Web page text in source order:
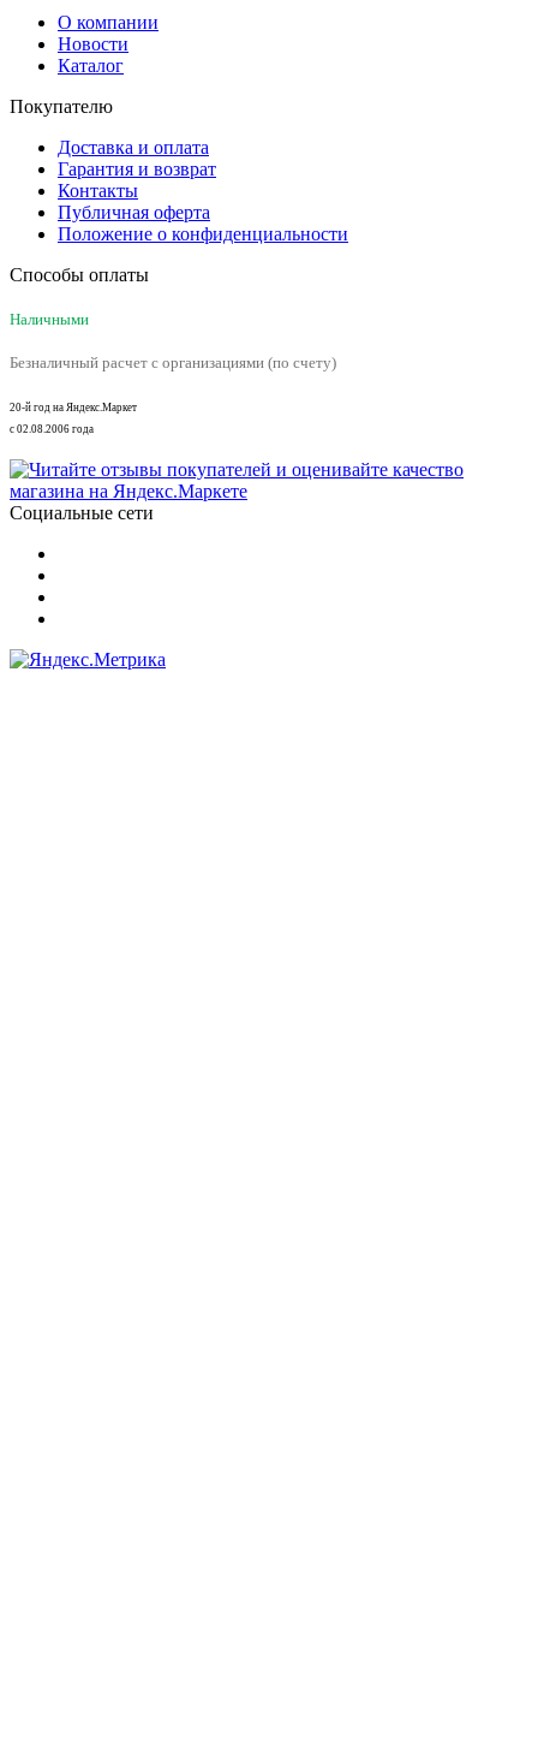
О компании
Новости
Каталог
Покупателю
Доставка и оплата
Гарантия и возврат
Контакты
Публичная оферта
Положение о конфиденциальности
Способы оплаты
Наличными
Безналичный расчет с организациями (по счету)
20-й год на Яндекс.Маркет
с 02.08.2006 года
Социальные сети